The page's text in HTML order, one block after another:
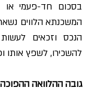
בסכום חד-פעמי או
המשכנתא הלווים
הנכס וזכאים
להשכירו, לשפץ אותו
גובה ההלוואה